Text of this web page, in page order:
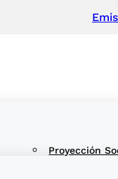
Proyección